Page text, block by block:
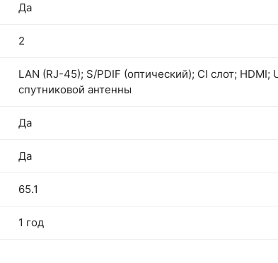
Да
2
LAN (RJ-45); S/PDIF (оптический); СI слот; HDMI;
спутниковой антенны
Да
Да
65.1
1 год